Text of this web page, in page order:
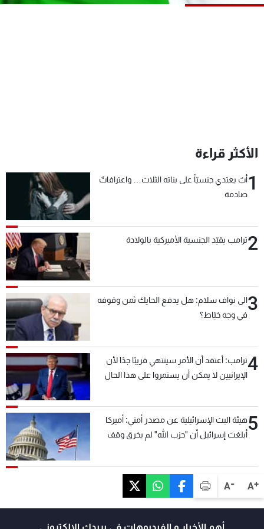
A+
A-
الأكثر قراءة
1أبٌ يعتدي جنسيّاً على بناته الثلاث… واعترافاتٌ
صادمة
2ترامب يقيّد الجنسية الأميركية بالولادة
3الى نواف سلام: هل يدفع الحايك ثمن وقوفه
في وجه خيّاط؟
4ترامب: أعتقد أن الأمر سينتهي قريبًا جدًا لأن
الإيرانيين لا يمكن أن يستمروا على هذا الحال
5هيئة البث الإسرائيلية عن مصدر أمني: أميركا
أبلغت إسرائيل أن "حزب الله" لم يخرق وقف
عدم التصعيد خشية أن يؤثر ذلك على مفاوضات